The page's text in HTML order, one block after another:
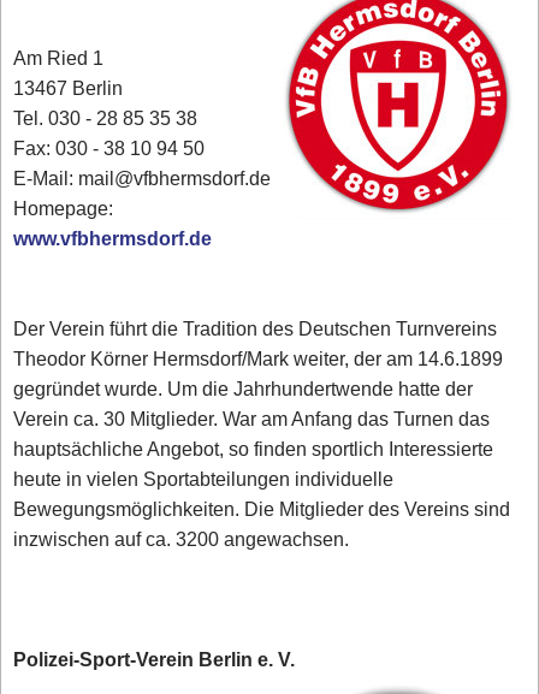
Am Ried 1
13467 Berlin‎
Tel. 030 - 28 85 35 38
Fax: 030 - 38 10 94 50
E-Mail: mail@vfbhermsdorf.de
Homepage:
www.vfbhermsdorf.de
Der Verein führt die Tradition des Deutschen Turnvereins
Theodor Körner Hermsdorf/Mark weiter, der am 14.6.1899
gegründet wurde. Um die Jahrhundertwende hatte der
Verein ca. 30 Mitglieder. War am Anfang das Turnen das
hauptsächliche Angebot, so finden sportlich Interessierte
heute in vielen Sportabteilungen individuelle
Bewegungsmöglichkeiten. Die Mitglieder des Vereins sind
inzwischen auf ca. 3200 angewachsen.
Polizei-Sport-Verein Berlin e. V.